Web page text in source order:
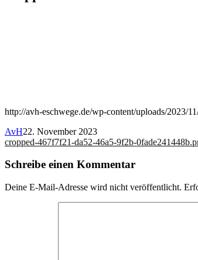
http://avh-eschwege.de/wp-content/uploads/2023/
AvH22. November 2023
Beitragsnavigation
cropped-467f7f21-da52-46a5-9f2b-
Schreibe einen Kommentar
Deine E-Mail-Adresse wird nicht veröffentlicht.